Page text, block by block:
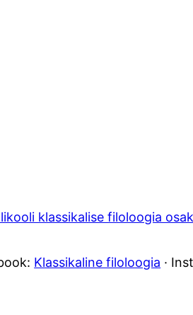
klassikalise filoloogia
Klassikaline filoloogia ·